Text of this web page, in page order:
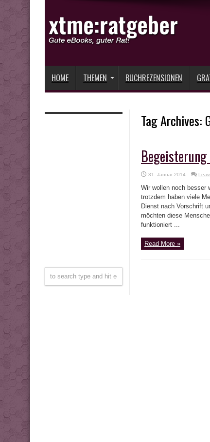
HOME THEMEN BUCHREZENSIONEN
Tag Archives:
31. Januar 2014
Wir wollen noch besser
trotzdem haben viele
Dienst nach Vorschrift
möchten diese
funktioniert ...
Read More »